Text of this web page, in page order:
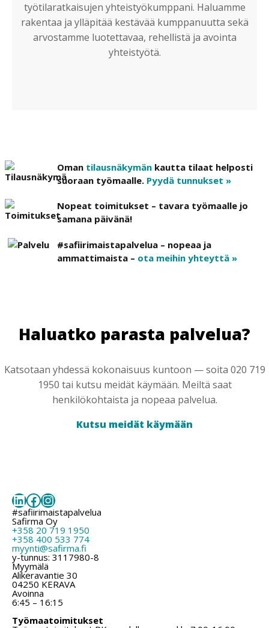
työtilaratkaisujen yhteistyökumppani. Haluamme
rakentaa ja ylläpitää kestävää kumppanuutta sekä
arvostamme luotettavaa, rehellistä ja avointa
yhteistyötä.
Oman tilausnäkymän kautta tilaat helposti
suoraan työmaalle. Pyydä tunnukset »
Nopeat toimitukset – tavara työmaalle jo
samana päivänä!
#safiirimaistapalvelua – nopeaa ja
ammattimaista – ota meihin yhteyttä »
Haluatko parasta palvelua?
Katsotaan yhdessä kokonaisuus kuntoon — soita 020 719
1950 tai kutsu meidät käymään. Meiltä saat
henkilökohtaista ja nopeaa palvelua.
Kutsu meidät käymään
LinkedIn
Facebook
Instagram
#safiirimaistapalvelua
Safirma Oy
+358 20 719 1950
+358 400 533 774
myynti@safirma.fi
y-tunnus: 3117980-8
Myymälä
Alikeravantie 30
04250 KERAVA
Avoinna
6:45 – 16:15
Työmaatoimitukset